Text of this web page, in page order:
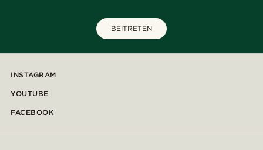
BEITRETEN
INSTAGRAM
YOUTUBE
FACEBOOK